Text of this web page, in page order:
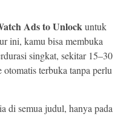
Ads to Unlockuntuk
ini, kamu bisa membuka
singkat, sekitar 15–30
terbuka tanpa perlu
di semua judul, hanya pada